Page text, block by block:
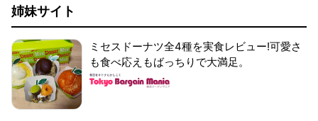
姉妹サイト
ミセスドーナツ全4種を実食レビュー!可愛さ
も食べ応えもばっちりで大満足。